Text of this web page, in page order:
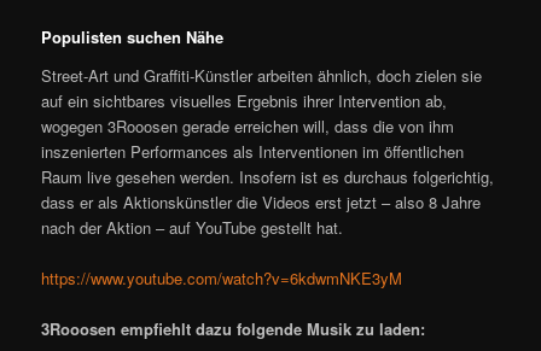
Populisten suchen Nähe
Street-Art und Graffiti-Künstler arbeiten ähnlich, doch zielen sie
auf ein sichtbares visuelles Ergebnis ihrer Intervention ab,
wogegen 3Rooosen gerade erreichen will, dass die von ihm
inszenierten Performances als Interventionen im öffentlichen
Raum live gesehen werden. Insofern ist es durchaus folgerichtig,
dass er als Aktionskünstler die Videos erst jetzt – also 8 Jahre
nach der Aktion – auf YouTube gestellt hat.
https://www.youtube.com/watch?v=6kdwmNKE3yM
3Rooosen empfiehlt dazu folgende Musik zu laden: